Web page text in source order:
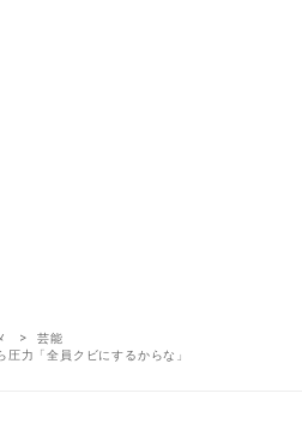
芸能
力「全員クビにするからな」